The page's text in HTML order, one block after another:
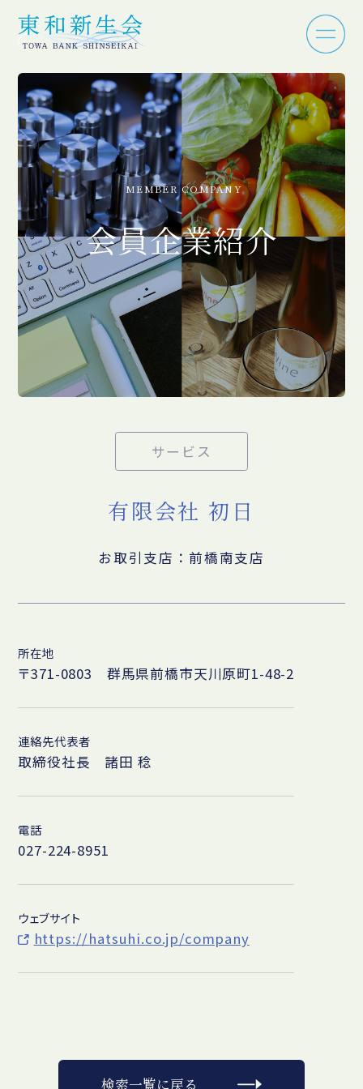
MEMBER COMPANY
会員企業紹介
サービス
有限会社 初日
お取引支店：前橋南支店
所在地
〒371-0803 群馬県前橋市天川原町1-48-2
連絡先代表者
取締役社長 諸田 稔
電話
027-224-8951
ウェブサイト
https://hatsuhi.co.jp/company
検索一覧に戻る